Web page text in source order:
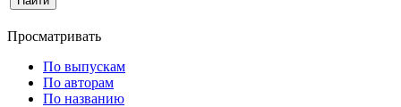
Просматривать
По выпускам
По авторам
По названию